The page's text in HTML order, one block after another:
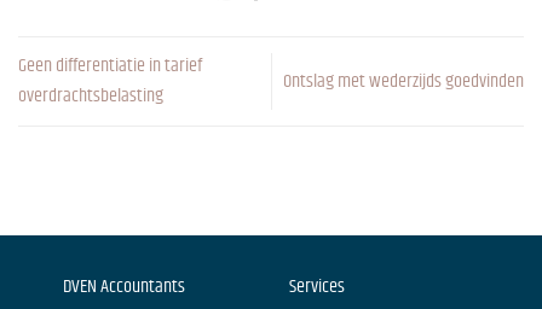
Geen differentiatie in tarief
overdrachtsbelasting
Ontslag met wederzijds goedvinden
DVEN Accountants
Services